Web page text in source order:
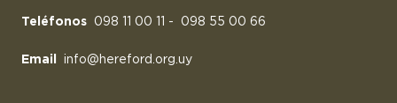
Teléfonos 098 11 00 11 - 098 55 00 66
Email info@hereford.org.uy